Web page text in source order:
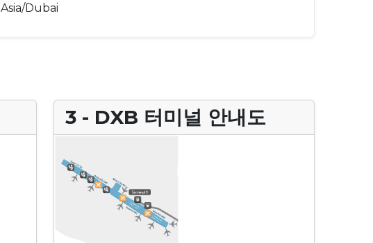
Asia/Dubai
3 - DXB 터미널 안내도